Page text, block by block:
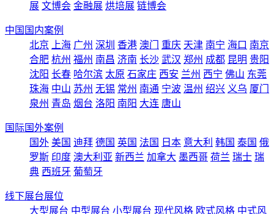
展 文博会 金融展 烘培展 链博会
中国国内案例
北京
上海 广州 深圳 香港 澳门 重庆 天津 南宁 海口 南京
合肥 杭州 福州 南昌 济南 长沙 武汉 郑州 成都 昆明 贵阳
沈阳 长春 哈尔滨 太原 石家庄 西安 兰州 西宁 佛山 东莞
珠海 中山 苏州 无锡 常州 南通 宁波 温州 绍兴 义乌 厦门
泉州 青岛 烟台 洛阳 南阳 大连 唐山
国际国外案例
国外 美国 迪拜 德国 英国 法国 日本 意大利 韩国 泰国 俄
罗斯 印度 澳大利亚 新西兰 加拿大 墨西哥 荷兰 瑞士 瑞
典 西班牙 葡萄牙
线下展台展位
大型展台 中型展台 小型展台 现代风格 欧式风格 中式风